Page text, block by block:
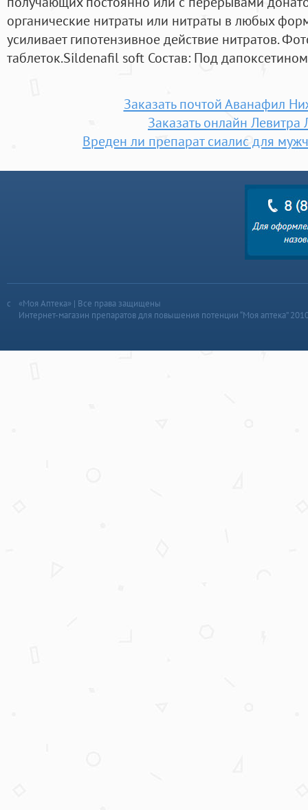
органические нитраты или нитраты в любых
усиливает гипотензивное действие нитратов.
таблеток.Sildenafil soft Состав: Под
Заказать почтой Аванафил
Заказать онлайн Левитра
Вреден ли препарат сиалис для
«Моя Аптека» | Все права защищены
Интернет-магазин препаратов для повышения потенции “Моя аптека”